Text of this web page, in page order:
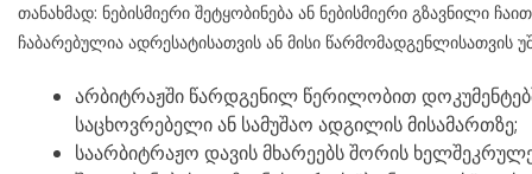
თანახმად: ნებისმიერი შეტყობინება ან ნებისმიერი გზავნილი
ჩაბარებულია ადრესატისათვის ან მისი
არბიტრაჟში წარდგენილ წერილობით
საცხოვრებელი ან სამუშაო ადგილის მისამართზე;
საარბიტრაჟო დავის მხარეებს შორის